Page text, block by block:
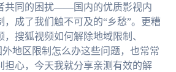
共同的困扰——国内的优质影视内
，成了我们触不可及的“乡愁”。更糟
搜狐视频如何解除地域限制、
地区限制怎么办这些问题，也常常
担心，今天我就分享亲测有效的解